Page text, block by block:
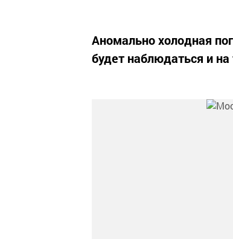
Аномально холодная
будет наблюдаться и на